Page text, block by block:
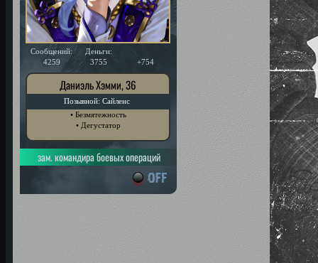
Сообщений:
4259
Деньги:
3755
+754
Даниэль Хэмми, 36
• Безмятежность
• Дегустатор
Позывной: Сайленс
зам. командира боевых операций